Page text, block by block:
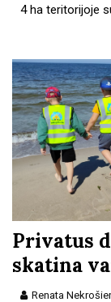
4 ha teritorijoje
Privatus
skatina
Renata